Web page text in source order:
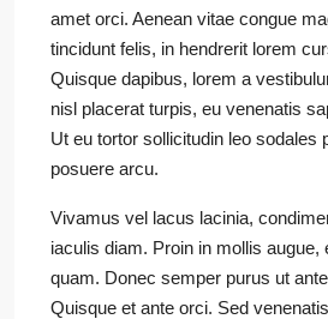
amet orci. Aenean vitae congue
tincidunt felis, in hendrerit lorem
Quisque dapibus, lorem a
nisl placerat turpis, eu venenatis
Ut eu tortor sollicitudin leo sodales
posuere arcu.
Vivamus vel lacus lacinia,
iaculis diam. Proin in mollis augue,
quam. Donec semper purus ut
Quisque et ante orci. Sed